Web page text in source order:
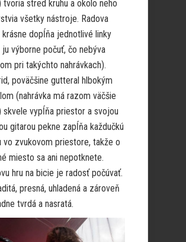
tvoria stred kruhu a okolo neho
všetky nástroje. Radova
krásne dopĺňa jednotlivé linky
výborne počuť, čo nebýva
pri takýchto nahrávkach).
poväčšine gutteral hlbokým
(nahrávka má razom väčšie
skvele vypĺňa priestor a svojou
gitarou pekne zapĺňa každučkú
vo zvukovom priestore, takže o
miesto sa ani nepotknete.
hru na bicie je radosť počúvať.
presná, uhladená a zároveň
tvrdá a nasratá.